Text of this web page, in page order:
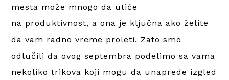
mesta može mnogo da utiče
na produktivnost, a ona je ključna ako želite
da vam radno vreme proleti. Zato smo
odlučili da ovog septembra podelimo sa vama
nekoliko trikova koji mogu da unaprede izgled